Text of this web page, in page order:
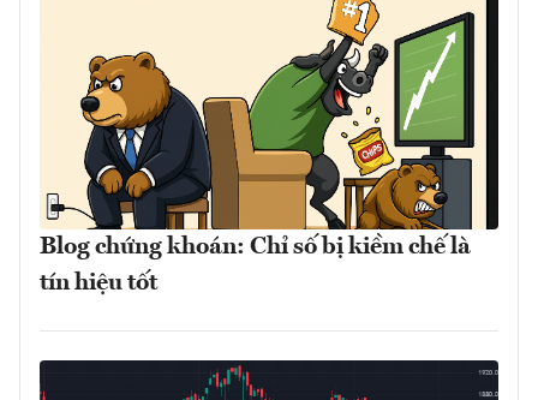
Blog chứng khoán: Chỉ số bị kiềm chế là
tín hiệu tốt